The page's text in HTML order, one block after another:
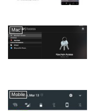
Mac
Mobile